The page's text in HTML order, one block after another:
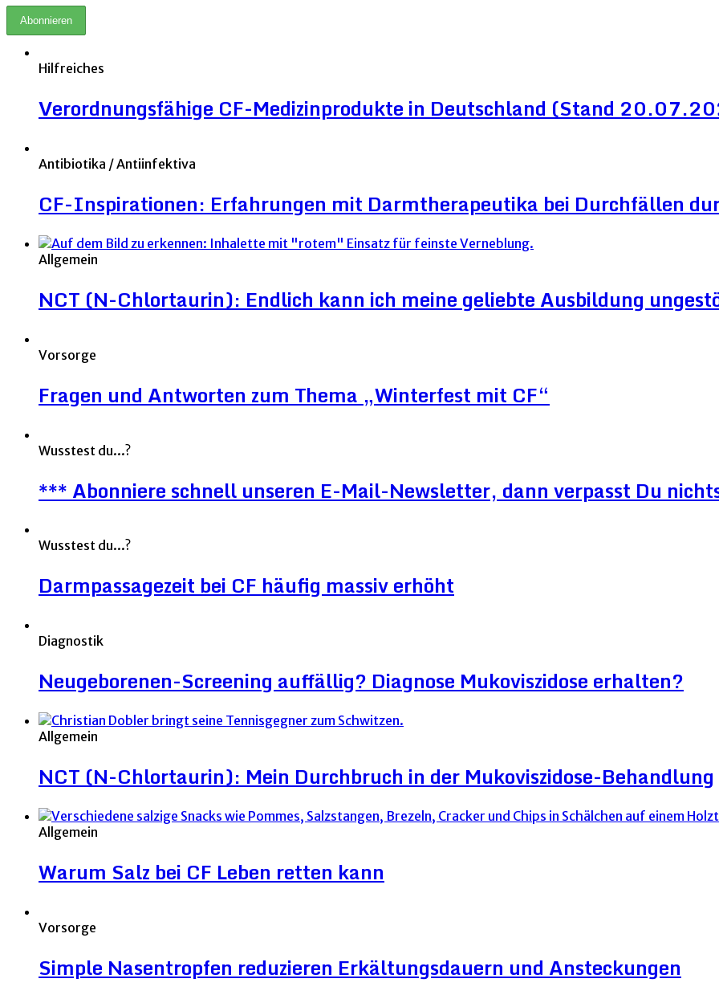
Hilfreiches
Verordnungsfähige CF-Medizinprodukte in Deutschland (Stand
Antibiotika / Antiinfektiva
CF-Inspirationen: Erfahrungen mit Darmtherapeutika bei Durchfällen
Allgemein
NCT (N-Chlortaurin): Endlich kann ich meine geliebte Ausbildung
Vorsorge
Fragen und Antworten zum Thema „Winterfest mit CF“
Wusstest du...?
*** Abonniere schnell unseren E-Mail-Newsletter, dann verpasst Du
Wusstest du...?
Darmpassagezeit bei CF häufig massiv erhöht
Diagnostik
Neugeborenen-Screening auffällig? Diagnose Mukoviszidose erhalten?
Allgemein
NCT (N-Chlortaurin): Mein Durchbruch in der Mukoviszidose-Behandlung
Allgemein
Warum Salz bei CF Leben retten kann
Vorsorge
Simple Nasentropfen reduzieren Erkältungsdauern und Ansteckungen